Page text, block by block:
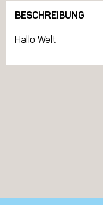
BESCHREIBUNG
Hallo Welt